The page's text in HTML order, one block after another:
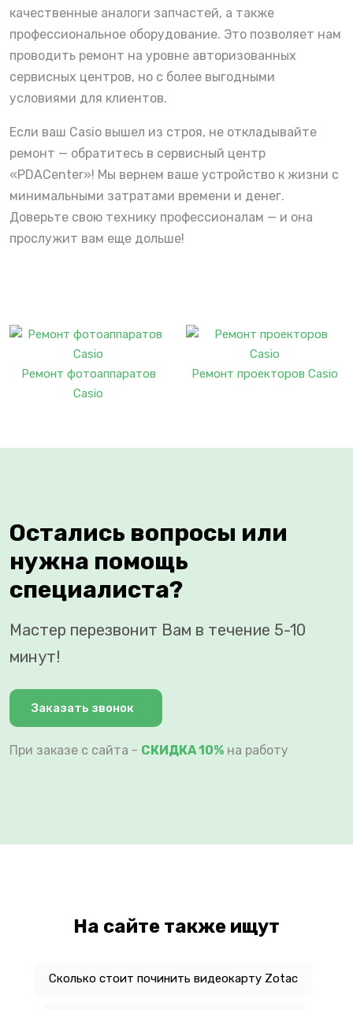
качественные аналоги запчастей, а также
профессиональное оборудование. Это позволяет нам
проводить ремонт на уровне авторизованных
сервисных центров, но с более выгодными
условиями для клиентов.
Если ваш Casio вышел из строя, не откладывайте
ремонт — обратитесь в сервисный центр
«PDACenter»! Мы вернем ваше устройство к жизни с
минимальными затратами времени и денег.
Доверьте свою технику профессионалам — и она
прослужит вам еще дольше!
Ремонт фотоаппаратов
Casio
Ремонт проекторов Casio
Остались вопросы или
нужна помощь
специалиста?
Мастер перезвонит Вам в течение 5-10
минут!
Заказать звонок
При заказе с сайта - СКИДКА 10% на работу
На сайте также ищут
Сколько стоит починить видеокарту Zotac